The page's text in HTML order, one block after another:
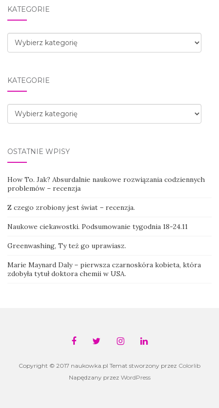
KATEGORIE
Kategorie
KATEGORIE
Kategorie
OSTATNIE WPISY
How To. Jak? Absurdalnie naukowe rozwiązania codziennych
problemów – recenzja
Z czego zrobiony jest świat – recenzja.
Naukowe ciekawostki. Podsumowanie tygodnia 18-24.11
Greenwashing, Ty też go uprawiasz.
Marie Maynard Daly – pierwsza czarnoskóra kobieta, która
zdobyła tytuł doktora chemii w USA.
Copyright © 2017 naukowka.pl Temat stworzony przez Colorlib
Napędzany przez WordPress